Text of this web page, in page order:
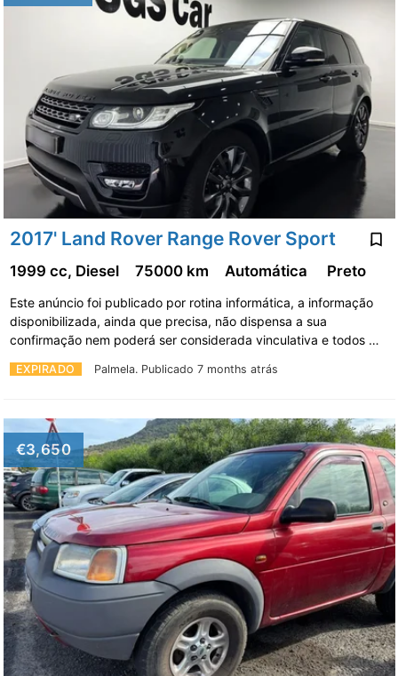
2017' Land Rover Range Rover Sport
EXPIRADO Palmela. Publicado 7 months atrás
1999 cc, Diesel 75000 km Automática Preto
Este anúncio foi publicado por rotina informática, a informação
disponibilizada, ainda que precisa, não dispensa a sua
confirmação nem poderá ser considerada vinculativa e todos …
€3,650